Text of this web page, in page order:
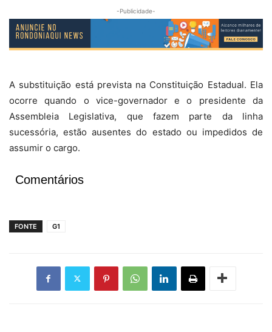
-Publicidade-
A substituição está prevista na Constituição Estadual. Ela
ocorre quando o vice-governador e o presidente da
Assembleia Legislativa, que fazem parte da linha
sucessória, estão ausentes do estado ou impedidos de
assumir o cargo.
Comentários
FONTE G1